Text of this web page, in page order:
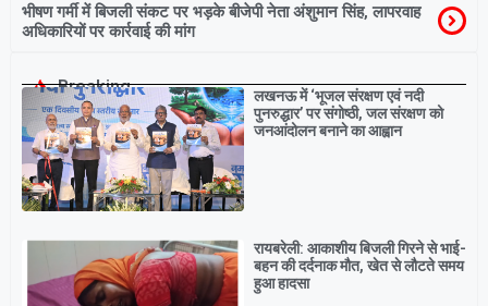
भीषण गर्मी में बिजली संकट पर भड़के बीजेपी नेता अंशुमान सिंह, लापरवाह
अधिकारियों पर कार्रवाई की मांग
Breaking
लखनऊ में ‘भूजल संरक्षण एवं नदी
पुनरुद्धार’ पर संगोष्ठी, जल संरक्षण को
जनआंदोलन बनाने का आह्वान
रायबरेली: आकाशीय बिजली गिरने से भाई-
बहन की दर्दनाक मौत, खेत से लौटते समय
हुआ हादसा